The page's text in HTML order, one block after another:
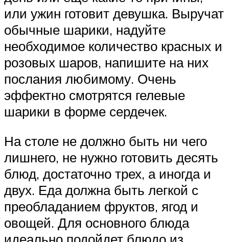
или ужин готовит девушка. Выручат
обычные шарики, надуйте
необходимое количество красных и
розовых шаров, напишите на них
послания любимому. Очень
эффектно смотрятся гелевые
шарики в форме сердечек.
На столе не должно быть ни чего
лишнего, не нужно готовить десять
блюд, достаточно трех, а иногда и
двух. Еда должна быть легкой с
преобладанием фруктов, ягод и
овощей. Для основного блюда
идеально подойдет блюдо из